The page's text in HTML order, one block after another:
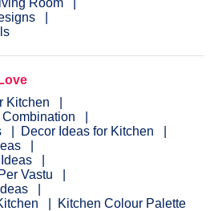
Kitchen
Decor Ideas for Kitchen
Vastu
Kitchen Colour Palette